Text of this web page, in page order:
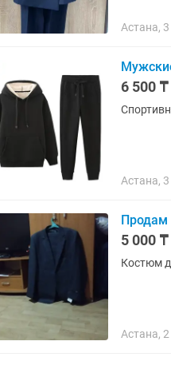
Астана, 3
6 500 ₸
Астана, 3
Продам
5 000 ₸
Костюм
Астана, 2